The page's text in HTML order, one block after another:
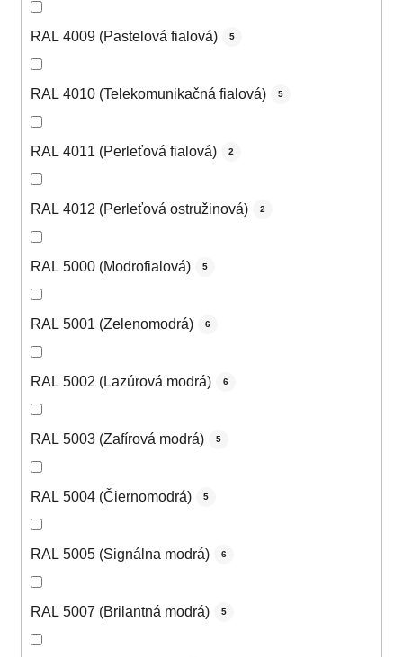
RAL 4009 (Pastelová fialová) 5
RAL 4010 (Telekomunikačná fialová) 5
RAL 4011 (Perleťová fialová) 2
RAL 4012 (Perleťová ostružinová) 2
RAL 5000 (Modrofialová) 5
RAL 5001 (Zelenomodrá) 6
RAL 5002 (Lazúrová modrá) 6
RAL 5003 (Zafírová modrá) 5
RAL 5004 (Čiernomodrá) 5
RAL 5005 (Signálna modrá) 6
RAL 5007 (Brilantná modrá) 5